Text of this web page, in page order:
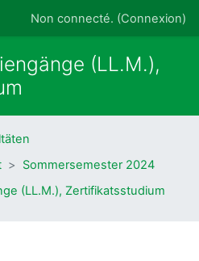
Non connecté. (Connexion)
(LL.M.),
Sommersemester 2024
(LL.M.), Zertifikatsstudium